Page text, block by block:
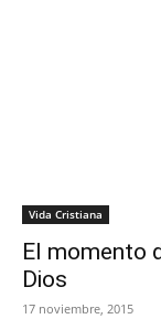
Vida Cristiana
El momento
Dios
17 noviembre, 2015